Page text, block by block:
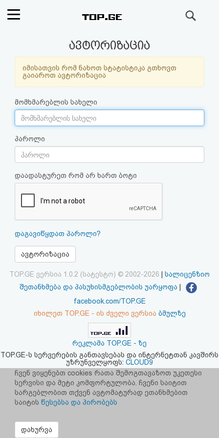
ფოსტა
კითხვა-
პასუხი
ავტორიზაცია
რეგისტრაცია
პაროლის
HTML
კოდი
შეთანხმება
პასუხისმგებლობის
უარყოფა
ავტორიზაცია
იმისათვის რომ ნახოთ სტატისტიკა გთხოვთ
გაიაროთ ავტორიზაცია
მომხმარებლის სახელი
პაროლი
დაადასტურეთ რომ არ ხართ ბოტი
დაგავიწყდათ პაროლი?
ავტორიზაცია
TOP.GE ვერსია 1.0.2 (სატესტო) © 2002-2026
სალიცენზიო
შეთანხმება და პასუხისმგებლობის უარყოფა
facebook.com/TOP.GE
იხილეთ TOP.GE - ის ძველი ვერსია ბმულზე
რეკლამა TOP.GE - ზე
TOP.GE-ს სერვერების განთავსებას და ინტერნეტთან კავშირს
უზრუნველყოფს: CLOUD9
ჩვენ ვიყენებთ cookies რათა შემოგთავაზოთ უკეთესი
სერვისი და მეტი კომფორტულობა. ჩვენი საიტით
სარგებლობით თქვენ ავტომატურად ეთანხმებით
საიტის წესებსა და პირობებს
დახურვა